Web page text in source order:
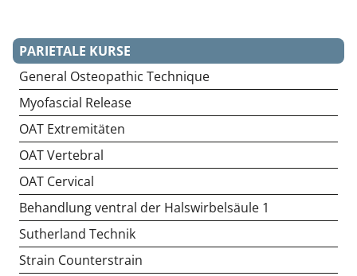
PARIETALE KURSE
General Osteopathic Technique
Myofascial Release
OAT Extremitäten
OAT Vertebral
OAT Cervical
Behandlung ventral der Halswirbelsäule 1
Sutherland Technik
Strain Counterstrain